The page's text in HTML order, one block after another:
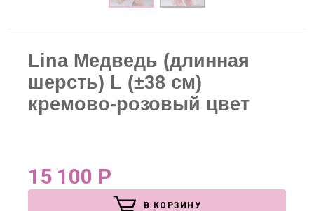
Lina Медведь (длинная
шерсть) L (±38 см)
кремово-розовый цвет
15 100 Р
В КОРЗИНУ